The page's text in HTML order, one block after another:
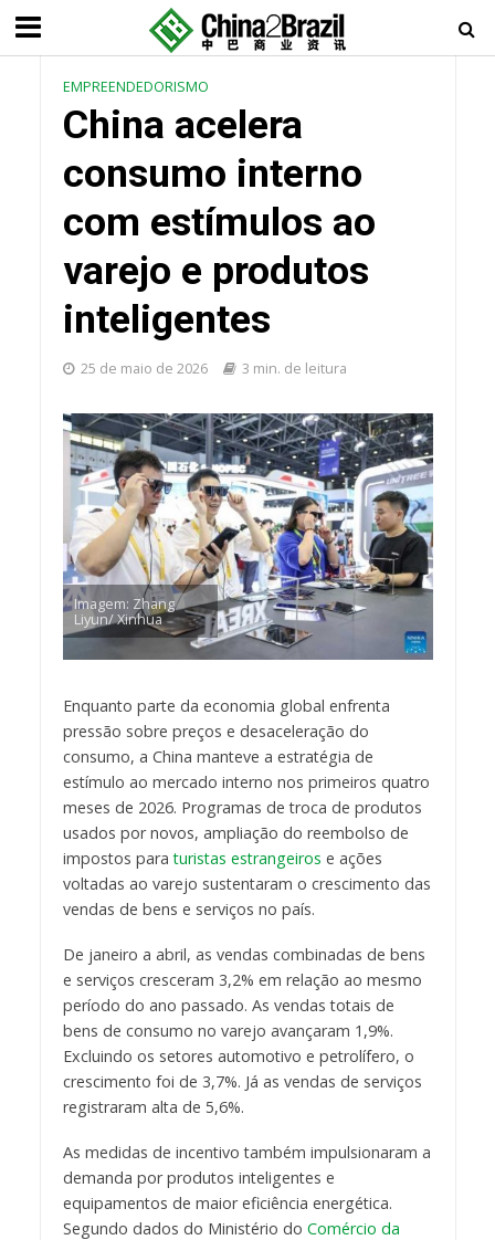
EMPREENDEDORISMO
China acelera
consumo interno
com estímulos ao
varejo e produtos
inteligentes
25 de maio de 2026 3 min. de leitura
Imagem: Zhang
Liyun/ Xinhua
Enquanto parte da economia global enfrenta
pressão sobre preços e desaceleração do
consumo, a China manteve a estratégia de
estímulo ao mercado interno nos primeiros quatro
meses de 2026. Programas de troca de produtos
usados por novos, ampliação do reembolso de
impostos para turistas estrangeiros e ações
voltadas ao varejo sustentaram o crescimento das
vendas de bens e serviços no país.
De janeiro a abril, as vendas combinadas de bens
e serviços cresceram 3,2% em relação ao mesmo
período do ano passado. As vendas totais de
bens de consumo no varejo avançaram 1,9%.
Excluindo os setores automotivo e petrolífero, o
crescimento foi de 3,7%. Já as vendas de serviços
registraram alta de 5,6%.
As medidas de incentivo também impulsionaram a
demanda por produtos inteligentes e
equipamentos de maior eficiência energética.
Segundo dados do Ministério do Comércio da